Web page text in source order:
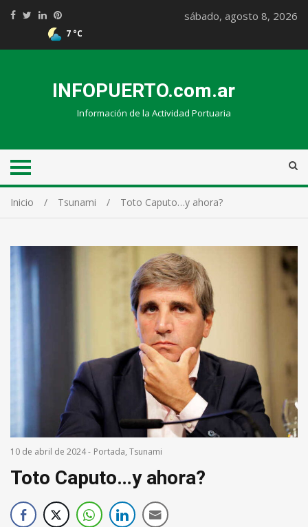
7 °C
sábado, agosto 8, 2026
INFOPUERTO.com.ar
Información de la Actividad Portuaria
Inicio Tsunami Toto Caputo…y ahora?
10 de abril de 2024- Portada, Tsunami
Toto Caputo…y ahora?